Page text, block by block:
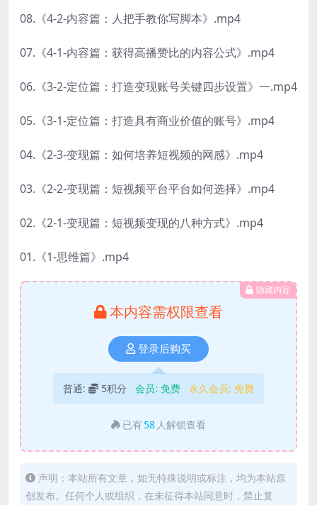
08.《4-2-内容篇：人把手教你写脚本》.mp4
07.《4-1-内容篇：获得高播赞比的内容公式》.mp4
06.《3-2-定位篇：打造变现账号关键四步设置》一.mp4
05.《3-1-定位篇：打造具有商业价值的账号》.mp4
04.《2-3-变现篇：如何培养短视频的网感》.mp4
03.《2-2-变现篇：短视频平台平台如何选择》.mp4
02.《2-1-变现篇：短视频变现的八种方式》.mp4
01.《1-思维篇》.mp4
隐藏内容
本内容需权限查看
登录后购买
普通: 5积分 会员: 免费 永久会员: 免费
已有 58 人解锁查看
声明：本站所有文章，如无特殊说明或标注，均为本站原
创发布。任何个人或组织，在未征得本站同意时，禁止复